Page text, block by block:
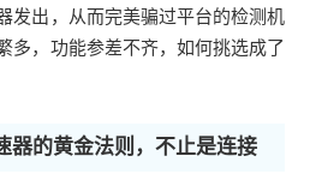
发出，从而完美骗过平台的检测机
多，功能参差不齐，如何挑选成了
器的黄金法则，不止是连接